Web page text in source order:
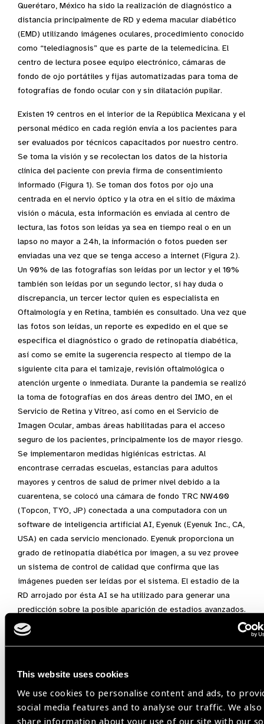
This website uses cookies
We use cookies to personalise content and ads, to
social media features and to analyse our traffic. We also
share information about your use of our site with our
Querétaro, México ha sido la realización de diagnóstico a
distancia principalmente de RD y edema macular diabético
(EMD) utilizando imágenes oculares, procedimiento conocido
como “telediagnosis” que es parte de la telemedicina. El
centro de lectura posee equipo electrónico, cámaras de
fondo de ojo portátiles y fijas automatizadas para toma de
fotografías de fondo ocular con y sin dilatación pupilar.
Existen 19 centros en el interior de la República Mexicana y el
personal médico en cada región envía a los pacientes para
ser evaluados por técnicos capacitados por nuestro centro.
Se toma la visión y se recolectan los datos de la historia
clínica del paciente con previa firma de consentimiento
informado (Figura 1). Se toman dos fotos por ojo una
centrada en el nervio óptico y la otra en el sitio de máxima
visión o mácula, esta información es enviada al centro de
lectura, las fotos son leídas ya sea en tiempo real o en un
lapso no mayor a 24h, la información o fotos pueden ser
enviadas una vez que se tenga acceso a internet (Figura 2).
Un 90% de las fotografías son leídas por un lector y el 10%
también son leídas por un segundo lector, si hay duda o
discrepancia, un tercer lector quien es especialista en
Oftalmología y en Retina, también es consultado. Una vez que
las fotos son leídas, un reporte es expedido en el que se
especifica el diagnóstico o grado de retinopatía diabética,
así como se emite la sugerencia respecto al tiempo de la
siguiente cita para el tamizaje, revisión oftalmológica o
atención urgente o inmediata. Durante la pandemia se realizó
la toma de fotografías en dos áreas dentro del IMO, en el
Servicio de Retina y Vítreo, así como en el Servicio de
Imagen Ocular, ambas áreas habilitadas para el acceso
seguro de los pacientes, principalmente los de mayor riesgo.
Se implementaron medidas higiénicas estrictas. Al
encontrase cerradas escuelas, estancias para adultos
mayores y centros de salud de primer nivel debido a la
cuarentena, se colocó una cámara de fondo TRC NW400
(Topcon, TYO, JP) conectada a una computadora con un
software de inteligencia artificial AI, Eyenuk (Eyenuk Inc., CA,
USA) en cada servicio mencionado. Eyenuk proporciona un
grado de retinopatía diabética por imagen, a su vez provee
un sistema de control de calidad que confirma que las
imágenes pueden ser leídas por el sistema. El estadio de la
RD arrojado por ésta AI se ha utilizado para generar una
predicción sobre la posible aparición de estadios avanzados.
El centro de lectura se ha validado con distintas
publicaciones (Figura 3) y se han atendido a más de 20 mil
de la República, se mantuvo la detección y seguimiento de la
RD utilizando AI. Se ha buscado brindar seguridad a todos
los pacientes en época de pandemia que, si bien disminuyó